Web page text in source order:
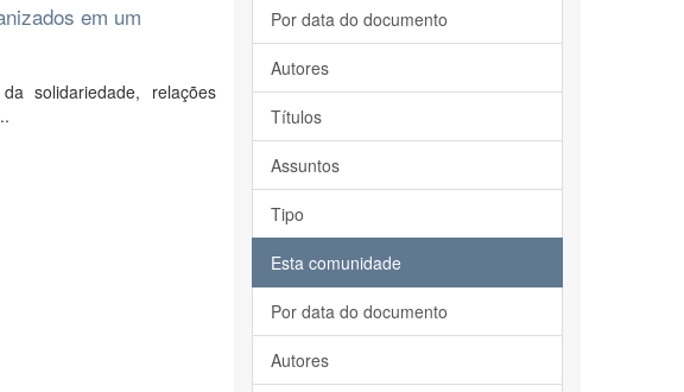
em um
solidariedade, relações
Por data do documento
Autores
Títulos
Assuntos
Tipo
Esta comunidade
Por data do documento
Autores